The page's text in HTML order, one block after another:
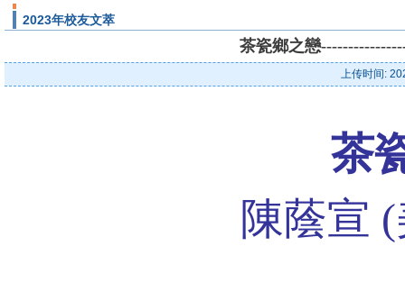
2023年校友文萃
茶瓷鄉之戀
上传时间:
茶
陳蔭宣